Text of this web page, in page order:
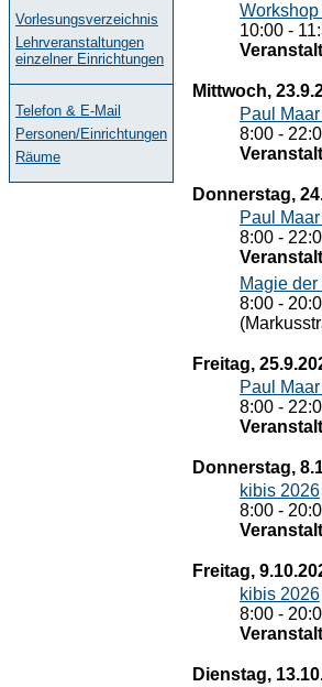
Vorlesungsverzeichnis
Lehrveranstaltungen
einzelner Einrichtungen
Telefon & E-Mail
Personen/Einrichtungen
Räume
10:00 -
Mittwoch,
Paul
8:00 -
Donnerstag,
Paul
8:00 -
Magie
8:00 -
Freitag,
Paul
8:00 -
Donnerstag,
kibis 2026
8:00 -
Freitag,
kibis 2026
8:00 -
Dienstag,